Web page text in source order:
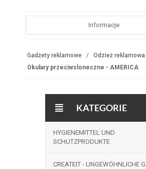
Informacje
Gadżety reklamowe Odzież reklamowa
Okulary przeciwsloneczne - AMERICA
KATEGORIE
HYGIENEMITTEL UND
SCHUTZPRODUKTE
CREATEIT - UNGEWÖHNLICHE